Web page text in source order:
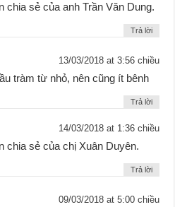
chia sẻ của anh Trần Văn Dung.
Trả lời
13/03/2018 at 3:56 chiều
tràm từ nhỏ, nên cũng ít bênh
Trả lời
14/03/2018 at 1:36 chiều
chia sẻ của chị Xuân Duyên.
Trả lời
09/03/2018 at 5:00 chiều